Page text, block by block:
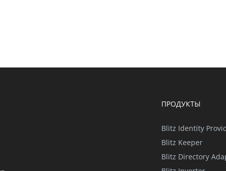
ПРОДУКТЫ
Blitz Identity
Blitz Keeper
Blitz Directory